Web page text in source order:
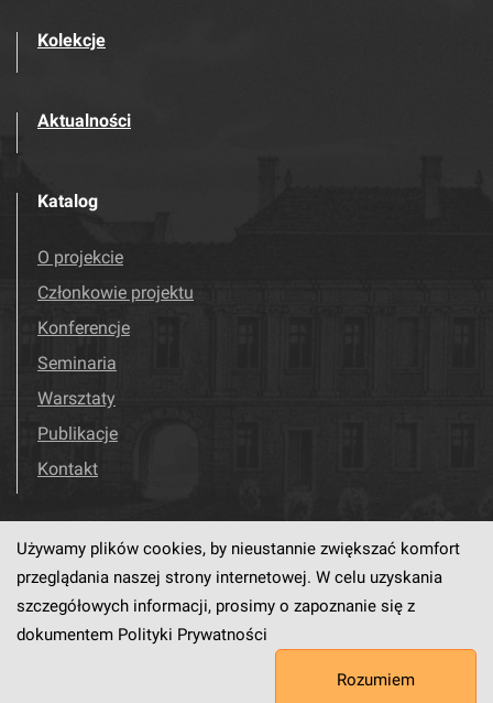
Kolekcje
Aktualności
Katalog
O projekcie
Członkowie projektu
Konferencje
Seminaria
Warsztaty
Publikacje
Kontakt
Odwiedź nas! Facebook
Używamy plików cookies, by nieustannie zwiększać komfort
przeglądania naszej strony internetowej. W celu uzyskania
szczegółowych informacji, prosimy o zapoznanie się z
dokumentem Polityki Prywatności
Rozumiem